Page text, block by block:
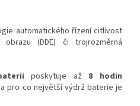
automatického řízení citlivost
obrazu (DDE) či trojrozměrná
poskytuje až 8 hodin
pro co největší výdrž baterie je